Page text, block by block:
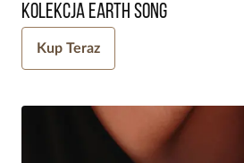
Kolekcja Earth Song
Kup Teraz